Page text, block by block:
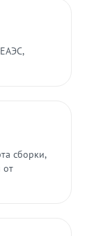
сборки,
от